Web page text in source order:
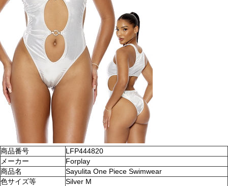
商品番号
LFP444820
メーカー
Forplay
商品名
Sayulita One Piece Swimwear
色サイズ等
Silver M